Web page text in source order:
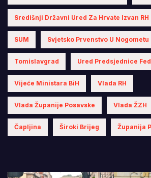
Središnji Državni Ured Za Hrvate Izvan RH
SUM Svjetsko Prvenstvo U Nogometu
Tomislavgrad Ured Predsjednice
Vijeće Ministara BiH Vlada RH
Vlada Županije Posavske Vlada ŽZH
Čapljina Široki Brijeg Županija